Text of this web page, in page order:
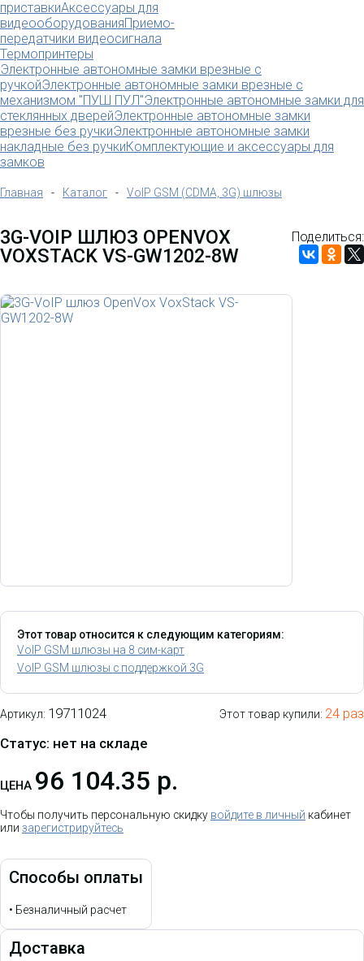
приставкиАксессуары для
видеооборудованияПриемо-
передатчики видеосигнала
Термопринтеры
Электронные автономные замки врезные с
ручкойЭлектронные автономные замки врезные с
механизмом "ПУШ ПУЛ"Электронные автономные замки для
стеклянных дверейЭлектронные автономные замки
врезные без ручкиЭлектронные автономные замки
накладные без ручкиКомплектующие и аксессуары для
замков
Главная - Каталог - VoIP GSM (CDMA, 3G) шлюзы
3G-VOIP ШЛЮЗ OPENVOX
VOXSTACK VS-GW1202-8W
Поделиться:
Этот товар относится к следующим категориям:
VoIP GSM шлюзы на 8 сим-карт
VoIP GSM шлюзы с поддержкой 3G
Артикул: 19711024
Статус: нет на складе
Этот товар купили: 24 раз
ЦЕНА 96 104.35 р.
Чтобы получить персональную скидку войдите в личный кабинет
или зарегистрируйтесь
Способы оплаты
• Безналичный расчет
Доставка